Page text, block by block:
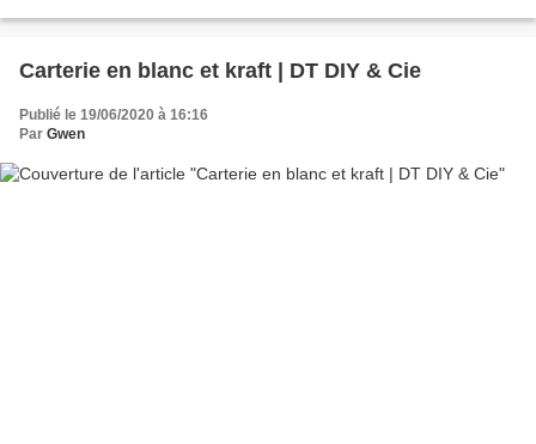
Carterie en blanc et kraft | DT DIY & Cie
Publié le 19/06/2020 à 16:16
Par Gwen